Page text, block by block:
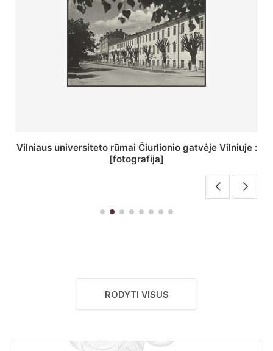
:
St. Batoro universiteto J. Pilsudskio kolegija :
[fotografija]
RODYTI VISUS